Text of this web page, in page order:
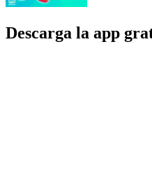
Descarga la app